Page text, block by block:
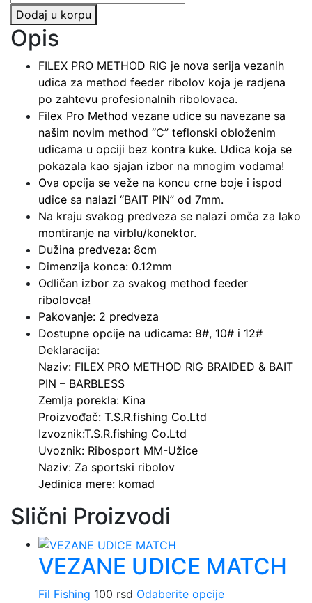
PRO
METHOD
RIG
BRAIDED
BARBLESS
količina
Dodaj u korpu
Opis
FILEX PRO METHOD RIG je nova serija vezanih
udica za method feeder ribolov koja je radjena
po zahtevu profesionalnih ribolovaca.
Filex Pro Method vezane udice su navezane sa
našim novim method “C” teflonski obloženim
udicama u opciji bez kontra kuke. Udica koja se
pokazala kao sjajan izbor na mnogim vodama!
Ova opcija se veže na koncu crne boje i ispod
udice sa nalazi “BAIT PIN” od 7mm.
Na kraju svakog predveza se nalazi omča za lako
montiranje na virblu/konektor.
Dužina predveza: 8cm
Dimenzija konca: 0.12mm
Odličan izbor za svakog method feeder
ribolovca!
Pakovanje: 2 predveza
Dostupne opcije na udicama: 8#, 10# i 12#
Deklaracija:
Naziv: FILEX PRO METHOD RIG BRAIDED & BAIT
PIN – BARBLESS
Zemlja porekla: Kina
Proizvođač: T.S.R.fishing Co.Ltd
Izvoznik:T.S.R.fishing Co.Ltd
Uvoznik: Ribosport MM-Užice
Naziv: Za sportski ribolov
Jedinica mere: komad
Slični Proizvodi
VEZANE UDICE MATCH
Fil Fishing 100 rsd Odaberite opcije